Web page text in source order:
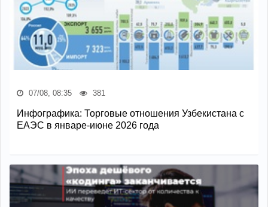
07/08, 08:35 381
Инфографика: Торговые отношения Узбекистана с
ЕАЭС в январе-июне 2026 года